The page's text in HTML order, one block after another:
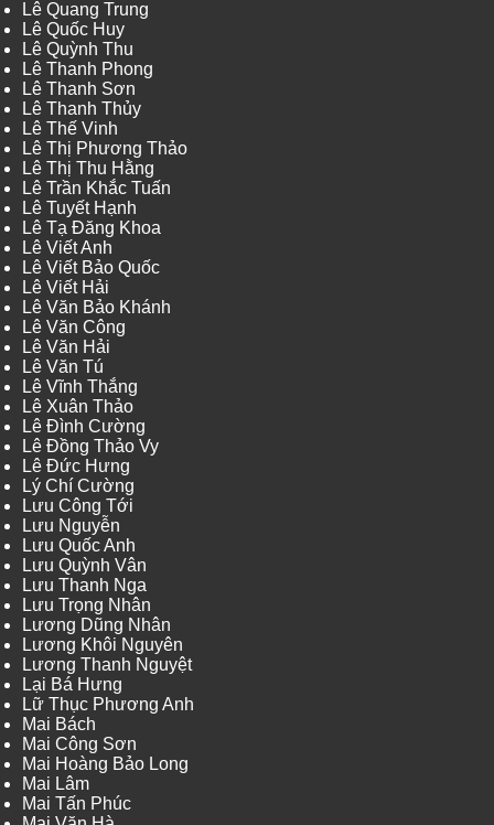
Lê Quang Trung
Lê Quốc Huy
Lê Quỳnh Thu
Lê Thanh Phong
Lê Thanh Sơn
Lê Thanh Thủy
Lê Thế Vinh
Lê Thị Phương Thảo
Lê Thị Thu Hằng
Lê Trần Khắc Tuấn
Lê Tuyết Hạnh
Lê Tạ Đăng Khoa
Lê Viết Anh
Lê Viết Bảo Quốc
Lê Viết Hải
Lê Văn Bảo Khánh
Lê Văn Công
Lê Văn Hải
Lê Văn Tú
Lê Vĩnh Thắng
Lê Xuân Thảo
Lê Đình Cường
Lê Đồng Thảo Vy
Lê Đức Hưng
Lý Chí Cường
Lưu Công Tới
Lưu Nguyễn
Lưu Quốc Anh
Lưu Quỳnh Vân
Lưu Thanh Nga
Lưu Trọng Nhân
Lương Dũng Nhân
Lương Khôi Nguyên
Lương Thanh Nguyệt
Lại Bá Hưng
Lữ Thục Phương Anh
Mai Bách
Mai Công Sơn
Mai Hoàng Bảo Long
Mai Lâm
Mai Tấn Phúc